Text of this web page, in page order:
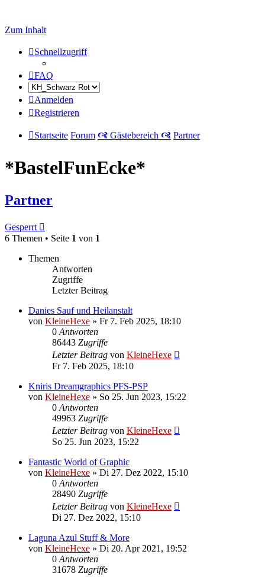
Zum Inhalt
Schnellzugriff
FAQ
Anmelden
Registrieren
Startseite Forum 🙧 Gästebereich 🙧 Partner
*BastelFunEcke*
Partner
Gesperrt
6 Themen • Seite 1 von 1
Themen
Antworten
Zugriffe
Letzter Beitrag
Danies Sauf und Heilanstalt
von KleineHexe » Fr 7. Feb 2025, 18:10
0 Antworten
86443 Zugriffe
Letzter Beitrag von KleineHexe
Fr 7. Feb 2025, 18:10
Kniris Dreamgraphics PFS-PSP
von KleineHexe » So 25. Jun 2023, 15:22
0 Antworten
49963 Zugriffe
Letzter Beitrag von KleineHexe
So 25. Jun 2023, 15:22
Fantastic World of Graphic
von KleineHexe » Di 27. Dez 2022, 15:10
0 Antworten
28490 Zugriffe
Letzter Beitrag von KleineHexe
Di 27. Dez 2022, 15:10
Laguna Azul Stuff & More
von KleineHexe » Di 20. Apr 2021, 19:52
0 Antworten
31678 Zugriffe